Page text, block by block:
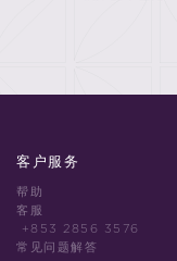
客户服务
帮助
客服
+853 2856 3576
常见问题解答